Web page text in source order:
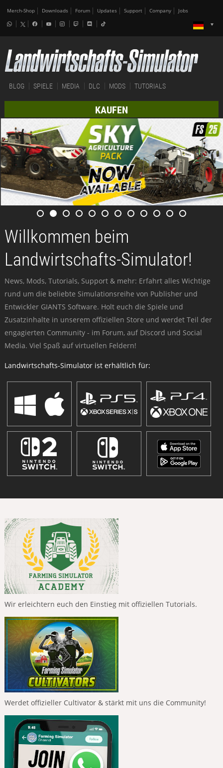
Merch-Shop Downloads Forum Updates Support Company Jobs
BLOG SPIELE MEDIA DLC MODS TUTORIALS
KAUFEN
Willkommen beim
Landwirtschafts-Simulator!
News, Mods, Tutorials, Support & mehr: Erfahrt alles Wichtige
rund um die beliebte Simulationsreihe von Publisher und
Entwickler GIANTS Software. Holt euch die Spiele und
Zusatzinhalte in unserem offiziellen Store und werdet Teil der
engagierten Community - im Forum, auf Discord und Social
Media. Viel Spaß auf virtuellen Feldern!
Landwirtschafts-Simulator ist erhältlich für:
Wir erleichtern euch den Einstieg mit offiziellen Tutorials.
Werdet offizieller Cultivator & stärkt mit uns die Community!